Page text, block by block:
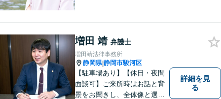
標、著作権、不正競争防止法
の専門知識・経験豊富」「リ
ーガルフォースの高精度契約
書チェック」
増田 靖 弁護士
増田靖法律事務所
静岡県|静岡市駿河区
【駐車場あり】【休日・夜間
面談可】ご来所時はお話と背
景をお聞きし、全体像と選択
詳細を見
る